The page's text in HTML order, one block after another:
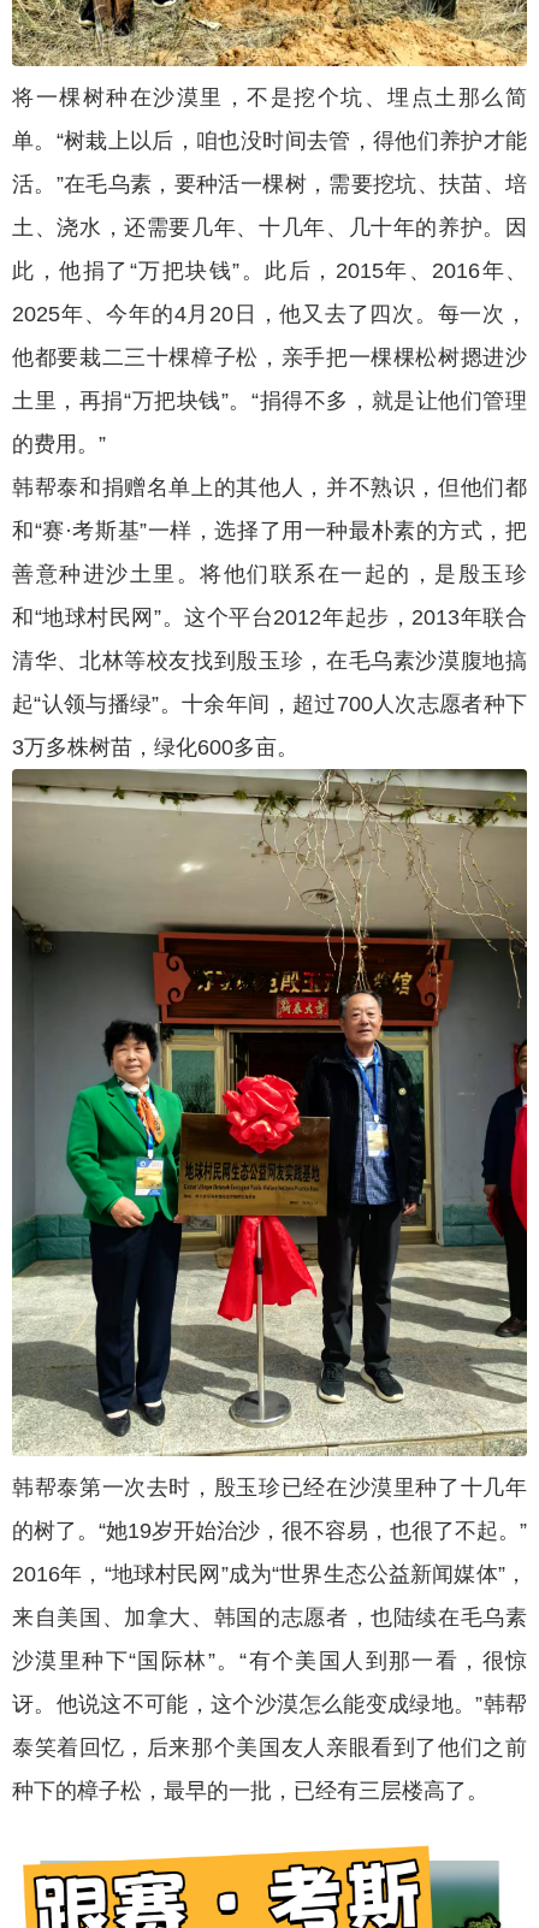
将一棵树种在沙漠里，不是挖个坑、埋点土那么简
单。“树栽上以后，咱也没时间去管，得他们养护才能
活。”在毛乌素，要种活一棵树，需要挖坑、扶苗、培
土、浇水，还需要几年、十几年、几十年的养护。因
此，他捐了“万把块钱”。此后，2015年、2016年、
2025年、今年的4月20日，他又去了四次。每一次，
他都要栽二三十棵樟子松，亲手把一棵棵松树摁进沙
土里，再捐“万把块钱”。“捐得不多，就是让他们管理
的费用。”
韩帮泰和捐赠名单上的其他人，并不熟识，但他们都
和“赛·考斯基”一样，选择了用一种最朴素的方式，把
善意种进沙土里。将他们联系在一起的，是殷玉珍
和“地球村民网”。这个平台2012年起步，2013年联合
清华、北林等校友找到殷玉珍，在毛乌素沙漠腹地搞
起“认领与播绿”。十余年间，超过700人次志愿者种下
3万多株树苗，绿化600多亩。
韩帮泰第一次去时，殷玉珍已经在沙漠里种了十几年
的树了。“她19岁开始治沙，很不容易，也很了不起。”
2016年，“地球村民网”成为“世界生态公益新闻媒体”，
来自美国、加拿大、韩国的志愿者，也陆续在毛乌素
沙漠里种下“国际林”。“有个美国人到那一看，很惊
讶。他说这不可能，这个沙漠怎么能变成绿地。”韩帮
泰笑着回忆，后来那个美国友人亲眼看到了他们之前
种下的樟子松，最早的一批，已经有三层楼高了。